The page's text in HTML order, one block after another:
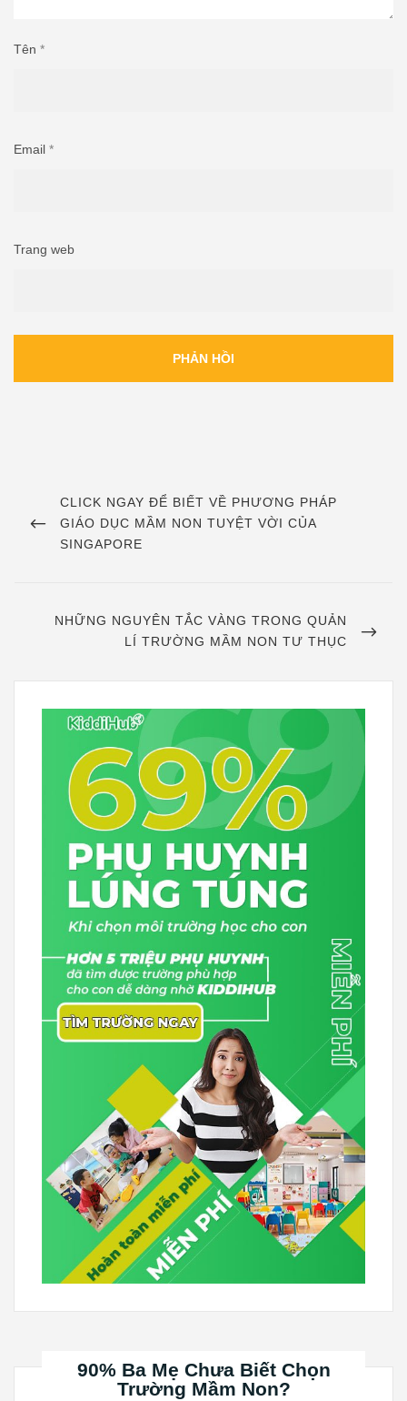
Tên *
Email *
Trang web
hướng
bài
PREVIOUS
POST
CLICK NGAY ĐỂ BIẾT VỀ PHƯƠNG PHÁP
GIÁO DỤC MẦM NON TUYỆT VỜI CỦA
SINGAPORE
NEXT
NHỮNG NGUYÊN TẮC VÀNG TRONG QUẢN
LÍ TRƯỜNG MẦM NON TƯ THỤC
90% Ba Mẹ Chưa Biết Chọn
Trường Mầm Non?